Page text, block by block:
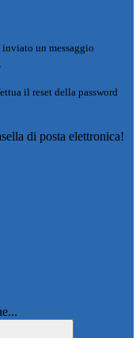
inviato un messaggio
il reset della password
di posta elettronica!